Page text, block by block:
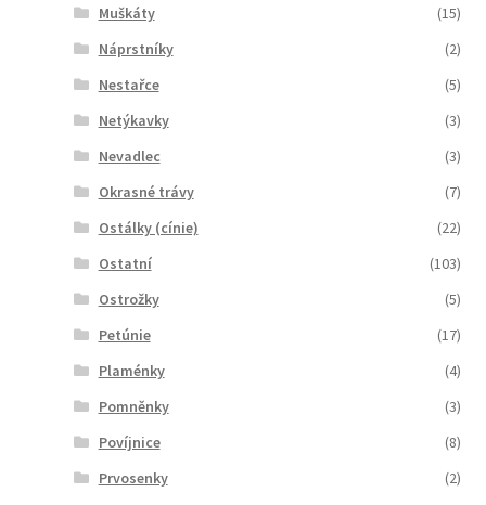
Muškáty
(15)
Náprstníky
(2)
Nestařce
(5)
Netýkavky
(3)
Nevadlec
(3)
Okrasné trávy
(7)
Ostálky (cínie)
(22)
Ostatní
(103)
Ostrožky
(5)
Petúnie
(17)
Plaménky
(4)
Pomněnky
(3)
Povíjnice
(8)
Prvosenky
(2)